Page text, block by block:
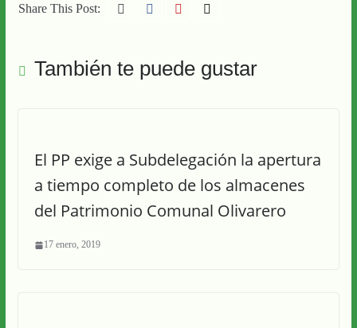
Share This Post:
También te puede gustar
El PP exige a Subdelegación la apertura
a tiempo completo de los almacenes
del Patrimonio Comunal Olivarero
17 enero, 2019